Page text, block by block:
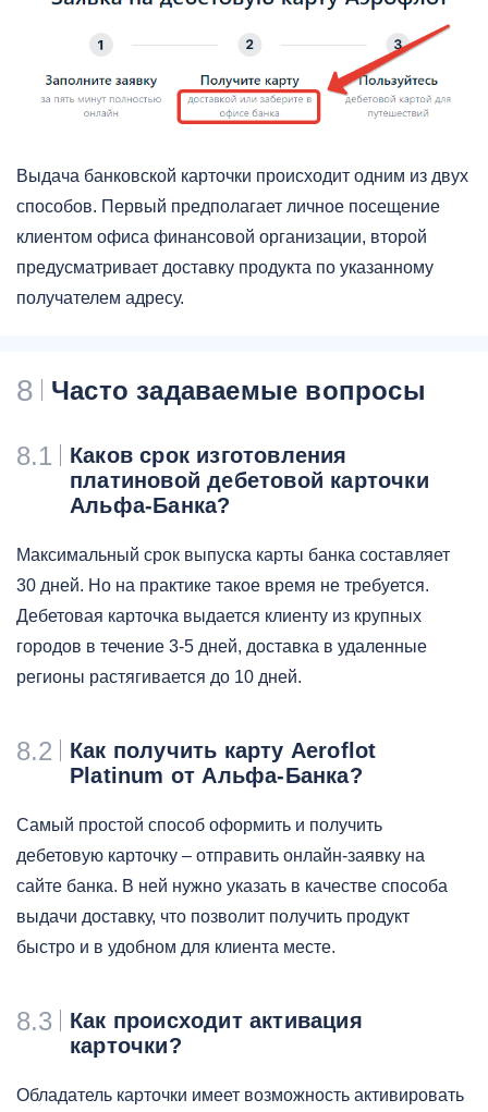
Выдача банковской карточки происходит одним из двух
способов. Первый предполагает личное посещение
клиентом офиса финансовой организации, второй
предусматривает доставку продукта по указанному
получателем адресу.
8 Часто задаваемые вопросы
8.1
Каков срок изготовления
платиновой дебетовой карточки
Альфа-Банка?
Максимальный срок выпуска карты банка составляет
30 дней. Но на практике такое время не требуется.
Дебетовая карточка выдается клиенту из крупных
городов в течение 3-5 дней, доставка в удаленные
регионы растягивается до 10 дней.
8.2
Как получить карту Aeroflot
Platinum от Альфа-Банка?
Самый простой способ оформить и получить
дебетовую карточку – отправить онлайн-заявку на
сайте банка. В ней нужно указать в качестве способа
выдачи доставку, что позволит получить продукт
быстро и в удобном для клиента месте.
8.3
Как происходит активация
карточки?
Обладатель карточки имеет возможность активировать